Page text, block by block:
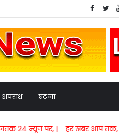
अपराध घटना
| हर खबर आप तक, केवल